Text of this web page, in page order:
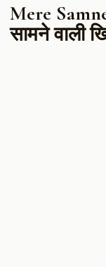
Mere
सामने वाली